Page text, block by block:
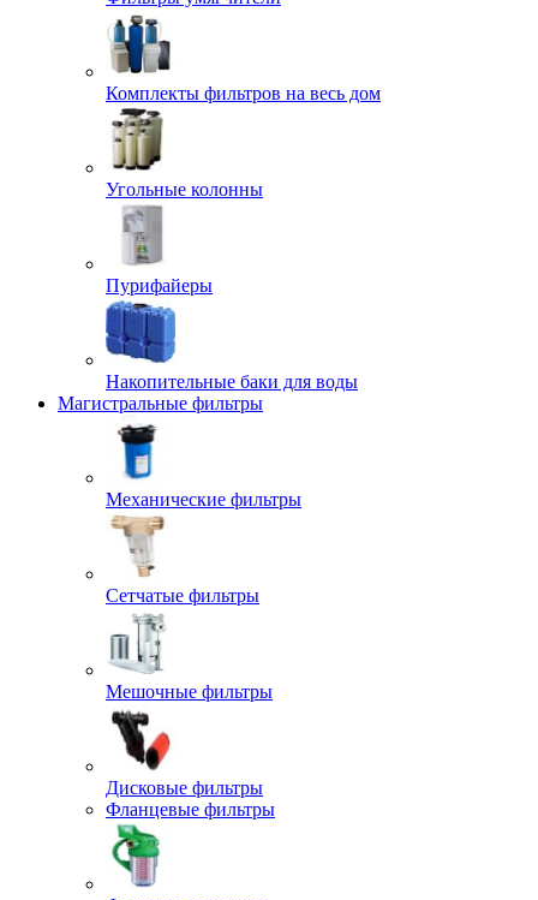
Комплекты фильтров на весь дом
Угольные колонны
Пурифайеры
Накопительные баки для воды
Магистральные фильтры
Механические фильтры
Сетчатые фильтры
Мешочные фильтры
Дисковые фильтры
Фланцевые фильтры